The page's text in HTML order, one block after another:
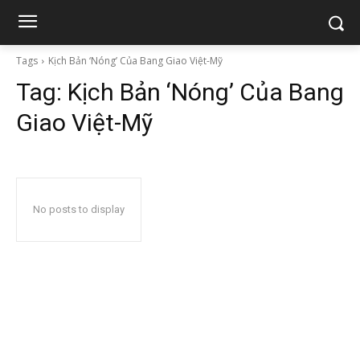
Tags Kịch Bản ‘Nóng’ Của Bang Giao Việt-Mỹ
Tag: Kịch Bản ‘Nóng’ Của Bang
Giao Việt-Mỹ
No posts to display